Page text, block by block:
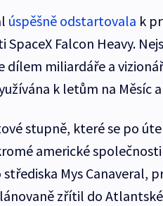
úspěšně odstartovala k
Falcon Heavy.
dílem miliardáře a
k letům na Měsíc a
stupně, které se po
americké
Mys Canaveral,
zřítil do